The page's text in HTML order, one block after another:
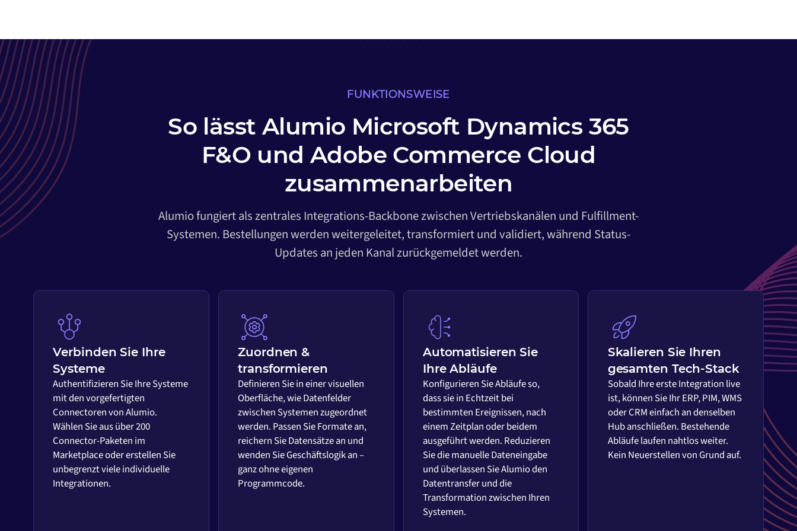
FUNKTIONSWEISE
So lässt Alumio Microsoft Dynamics 365
F&O und Adobe Commerce Cloud
zusammenarbeiten
Alumio fungiert als zentrales Integrations-Backbone zwischen Vertriebskanälen und Fulfillment-
Systemen. Bestellungen werden weitergeleitet, transformiert und validiert, während Status-
Updates an jeden Kanal zurückgemeldet werden.
Verbinden Sie Ihre
Systeme
Authentifizieren Sie Ihre Systeme
mit den vorgefertigten
Connectoren von Alumio.
Wählen Sie aus über 200
Connector-Paketen im
Marketplace oder erstellen Sie
unbegrenzt viele individuelle
Integrationen.
Zuordnen &
transformieren
Definieren Sie in einer visuellen
Oberfläche, wie Datenfelder
zwischen Systemen zugeordnet
werden. Passen Sie Formate an,
reichern Sie Datensätze an und
wenden Sie Geschäftslogik an –
ganz ohne eigenen
Programmcode.
Automatisieren Sie
Ihre Abläufe
Konfigurieren Sie Abläufe so,
dass sie in Echtzeit bei
bestimmten Ereignissen, nach
einem Zeitplan oder beidem
ausgeführt werden. Reduzieren
Sie die manuelle Dateneingabe
und überlassen Sie Alumio den
Datentransfer und die
Transformation zwischen Ihren
Systemen.
Skalieren Sie Ihren
gesamten Tech-Stack
Sobald Ihre erste Integration live
ist, können Sie Ihr ERP, PIM, WMS
oder CRM einfach an denselben
Hub anschließen. Bestehende
Abläufe laufen nahtlos weiter.
Kein Neuerstellen von Grund auf.